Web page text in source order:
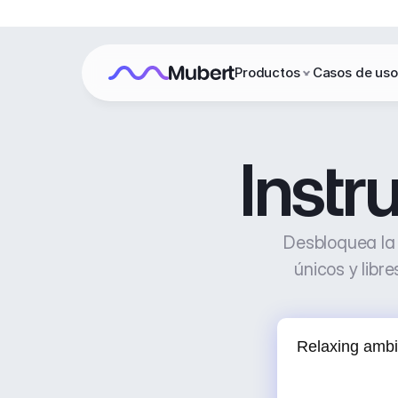
Desbloquea
únicos y
Productos Casos de uso